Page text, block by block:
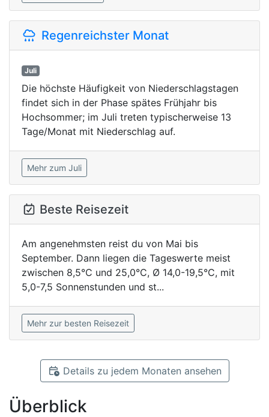
Regenreichster Monat
Juli
Die höchste Häufigkeit von Niederschlagstagen
findet sich in der Phase spätes Frühjahr bis
Hochsommer; im Juli treten typischerweise 13
Tage/Monat mit Niederschlag auf.
Mehr zum Juli
Beste Reisezeit
Am angenehmsten reist du von Mai bis
September. Dann liegen die Tageswerte meist
zwischen 8,5°C und 25,0°C, Ø 14,0-19,5°C, mit
5,0-7,5 Sonnenstunden und st...
Mehr zur besten Reisezeit
Details zu jedem Monaten ansehen
Überblick